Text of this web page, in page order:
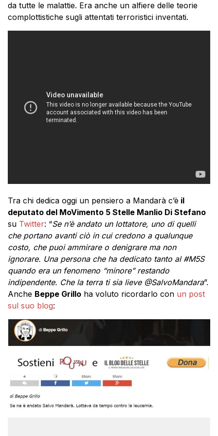
da tutte le malattie. Era anche un alfiere delle teorie
complottistiche sugli attentati terroristici inventati.
Tra chi dedica oggi un pensiero a Mandarà c’è il
deputato del MoVimento 5 Stelle Manlio Di Stefano
su Twitter: “Se n’è andato un lottatore, uno di quelli
che portano avanti ciò in cui credono a qualunque
costo, che puoi ammirare o denigrare ma non
ignorare. Una persona che ha dedicato tanto al #M5S
quando era un fenomeno “minore” restando
indipendente. Che la terra ti sia lieve @SalvoMandara”.
Anche Beppe Grillo ha voluto ricordarlo con un post
sul suo blog: